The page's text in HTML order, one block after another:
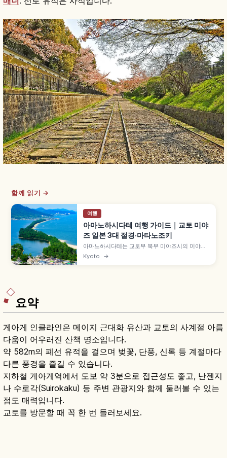
함께 읽기 →
여행
아마노하시다테 여행 가이드｜교토 미야
즈 일본 3대 절경·마타노조키
아마노하시다테는 교토부 북부 미야즈시의 미야기
마쓰시마·히로시마 미야지마와 함께 '일본 3대 절
경'으로 꼽히는 모래톱입니다. 길이 약 3.6km 모래
Kyoto →
요약
게아게 인클라인은 메이지 근대화 유산과 교토의 사계절 아름
다움이 어우러진 산책 명소입니다.
약 582m의 폐선 유적을 걸으며 벚꽃, 단풍, 신록 등 계절마다
다른 풍경을 즐길 수 있습니다.
지하철 게아게역에서 도보 약 3분으로 접근성도 좋고, 난젠지
나 수로각(Suirokaku) 등 주변 관광지와 함께 둘러볼 수 있는
점도 매력입니다.
교토를 방문할 때 꼭 한 번 들러보세요.